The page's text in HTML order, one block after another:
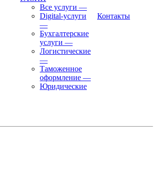
Все услуги —
Digital-услуги
—
Бухгалтерские
услуги —
Логистические
—
Таможенное
оформление —
Юридические
Контакты